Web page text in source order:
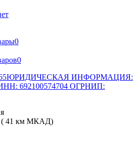
0
0
ЮРИДИЧЕСКАЯ ИНФОРМАЦИЯ:
692100574704 ОГРНИП:
( 41 км МКАД)